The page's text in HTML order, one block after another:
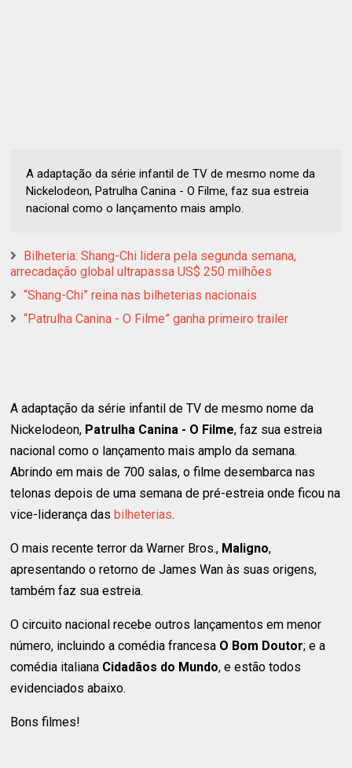
A adaptação da série infantil de TV de mesmo nome da
Nickelodeon, Patrulha Canina - O Filme, faz sua estreia
nacional como o lançamento mais amplo.
Bilheteria: Shang-Chi lidera pela segunda semana,
arrecadação global ultrapassa US$ 250 milhões
“Shang-Chi” reina nas bilheterias nacionais
“Patrulha Canina - O Filme” ganha primeiro trailer
A adaptação da série infantil de TV de mesmo nome da
Nickelodeon, Patrulha Canina - O Filme, faz sua estreia
nacional como o lançamento mais amplo da semana.
Abrindo em mais de 700 salas, o filme desembarca nas
telonas depois de uma semana de pré-estreia onde ficou na
vice-liderança das bilheterias.
O mais recente terror da Warner Bros., Maligno,
apresentando o retorno de James Wan às suas origens,
também faz sua estreia.
O circuito nacional recebe outros lançamentos em menor
número, incluindo a comédia francesa O Bom Doutor; e a
comédia italiana Cidadãos do Mundo, e estão todos
evidenciados abaixo.
Bons filmes!